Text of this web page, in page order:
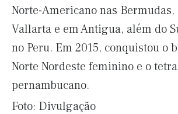
Norte-Americano nas Bermudas,
Vallarta e em Antigua, além do
no Peru. Em 2015, conquistou o
Norte Nordeste feminino e o
pernambucano.
Foto: Divulgação